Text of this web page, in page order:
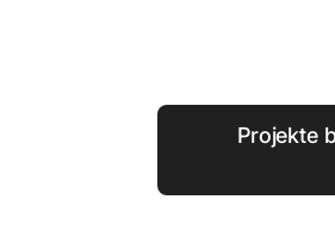
Projekte